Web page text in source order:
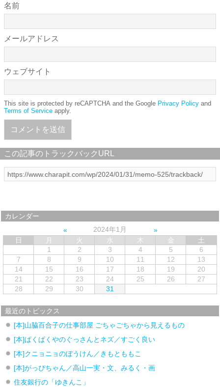
名前
メールアドレス
ウェブサイト
This site is protected by reCAPTCHA and the Google Privacy Policy and
Terms of Service apply.
この記事のトラックバックURL
カレンダー
2024年1月
日
月 火 水 木 金
土
1
2 3 4 5
6
7
8 9 10 11 12
13
14
15 16 17 18 19
20
21
22 23 24 25 26
27
28
29 30 31
最近のトピックス
[本]山脇百合子の仕事部屋 ごちゃごちゃから見えるもの
[本]ぱくぱくやのぐっさんとネズ／すごく良い
[本]クニョニョのぼうけん／きもとももこ
[本]がっぴちゃん／高山一実・文、みるく・画
住友銀行の「ゆきんこ」